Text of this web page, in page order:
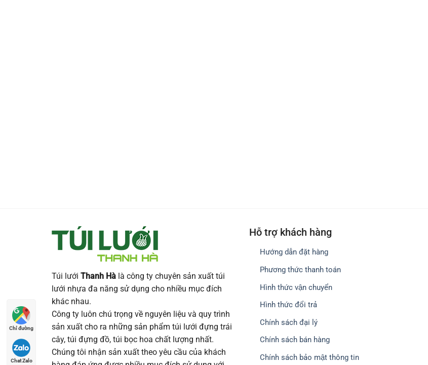
Túi lưới Thanh Hà là công ty chuyên sản xuất túi
lưới nhựa đa năng sử dụng cho nhiều mục đích
khác nhau.
Công ty luôn chú trọng về nguyên liệu và quy trình
sản xuất cho ra những sản phẩm túi lưới đựng trái
cây, túi đựng đồ, túi bọc hoa chất lượng nhất.
Chúng tôi nhận sản xuất theo yêu cầu của khách
Hỗ trợ khách hàng
Hướng dẫn đặt hàng
Phương thức thanh toán
Hình thức vận chuyển
Hình thức đổi trả
Chính sách đại lý
Chính sách bán hàng
Chính sách bảo mật thông tin
Chỉ đường
Chat Zalo